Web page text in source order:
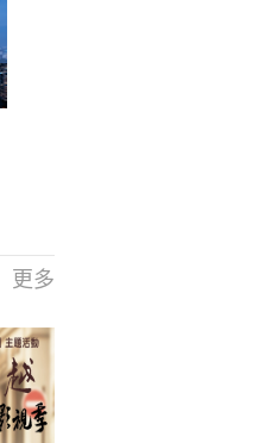
更多